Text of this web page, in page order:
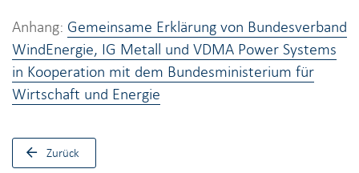
Anhang: Gemeinsame Erklärung von Bundesverband
WindEnergie, IG Metall und VDMA Power Systems
in Kooperation mit dem Bundesministerium für
Wirtschaft und Energie
Zurück